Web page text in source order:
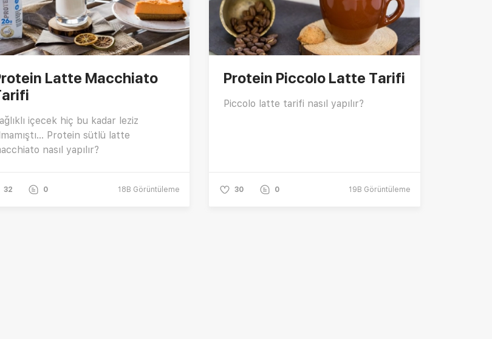
Latte Macchiato
içecek hiç bu kadar leziz
Protein sütlü latte
nasıl yapılır?
32 0 18B Görüntüleme
Protein Piccolo Latte Tarifi
Piccolo latte tarifi nasıl yapılır?
30 0 19B Görüntüleme